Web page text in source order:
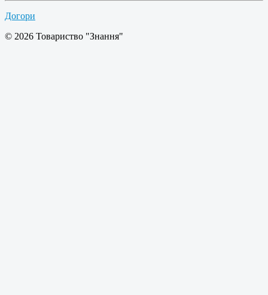
Догори
© 2026 Товариство "Знання"